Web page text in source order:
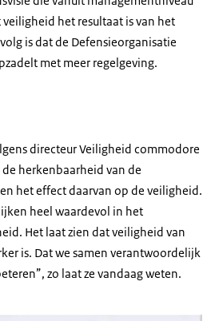
het resultaat is van het
is dat de Defensieorganisatie
met meer regelgeving.
directeur Veiligheid commodore
herkenbaarheid van de
het effect daarvan op de veiligheid.
heel waardevol in het
Het laat zien dat veiligheid van
is. Dat we samen verantwoordelijk
zo laat ze vandaag weten.
van het onderzoek met de titel: The